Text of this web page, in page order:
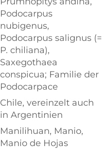
Podocarpus
nubigenus,
Podocarpus salignus (=
P. chiliana),
Saxegothaea
conspicua; Familie der
Podocarpace
Chile, vereinzelt auch
in Argentinien
Manilihuan, Manio,
Manio de Hojas